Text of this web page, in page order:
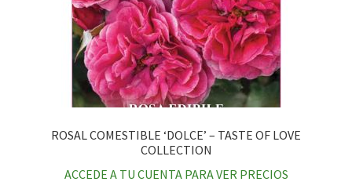
ROSAL COMESTIBLE ‘DOLCE’ – TASTE OF LOVE
COLLECTION
ACCEDE A TU CUENTA PARA VER PRECIOS